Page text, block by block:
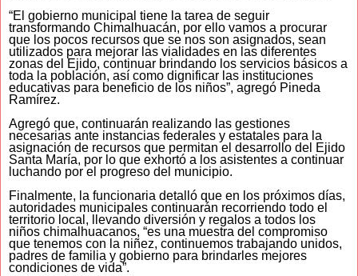
“El gobierno municipal tiene la tarea de seguir
transformando Chimalhuacán, por ello vamos a procurar
que los pocos recursos que se nos son asignados, sean
utilizados para mejorar las vialidades en las diferentes
zonas del Ejido, continuar brindando los servicios básicos a
toda la población, así como dignificar las instituciones
educativas para beneficio de los niños”, agregó Pineda
Ramírez.
Agregó que, continuarán realizando las gestiones
necesarias ante instancias federales y estatales para la
asignación de recursos que permitan el desarrollo del Ejido
Santa María, por lo que exhortó a los asistentes a continuar
luchando por el progreso del municipio.
Finalmente, la funcionaria detalló que en los próximos días,
autoridades municipales continuarán recorriendo todo el
territorio local, llevando diversión y regalos a todos los
niños chimalhuacanos, “es una muestra del compromiso
que tenemos con la niñez, continuemos trabajando unidos,
padres de familia y gobierno para brindarles mejores
condiciones de vida”.